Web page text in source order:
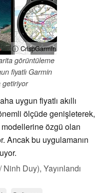
ⓘ CrispGarmin
görüntüleme
fiyatlı Garmin
getiriyor
uygun fiyatlı akıllı
ölçüde genişleterek,
özgü olan
Ancak bu uygulamanın
Ninh Duy), Yayınlandı